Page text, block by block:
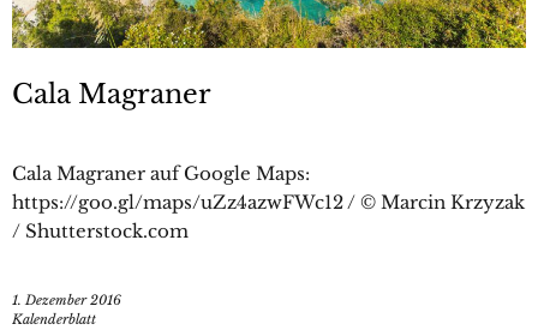
Cala Magraner
Cala Magraner auf Google Maps:
https://goo.gl/maps/uZz4azwFWc12 / © Marcin Krzyzak
/ Shutterstock.com
1. Dezember 2016
Kalenderblatt